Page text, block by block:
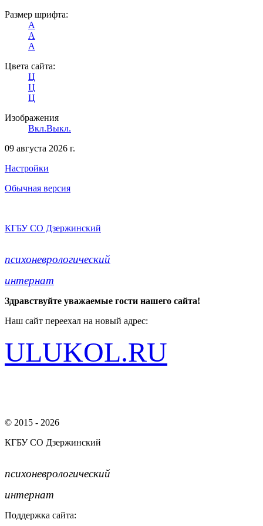
Размер шрифта:
A
A
A
Цвета сайта:
Ц
Ц
Ц
Изображения
Вкл.Выкл.
09 августа 2026 г.
Настройки
Обычная версия
КГБУ СО Дзержинский
психоневрологический
интернат
Здравствуйте уважаемые гости нашего сайта!
Наш сайт переехал на новый адрес:
ULUKOL.RU
© 2015 - 2026
КГБУ СО Дзержинский
психоневрологический
интернат
Поддержка сайта: